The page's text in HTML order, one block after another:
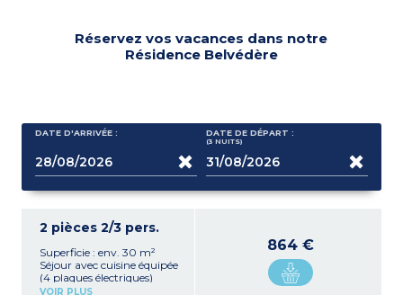
Réservez vos vacances dans notre
Résidence Belvédère
DATE D'ARRIVÉE : DATE DE DÉPART :
(3 NUITS)
2 pièces 2/3 pers.
Superficie : env. 30 m²
Séjour avec cuisine équipée
(4 plaques électriques)
1 chambre double
VOIR PLUS
864 €